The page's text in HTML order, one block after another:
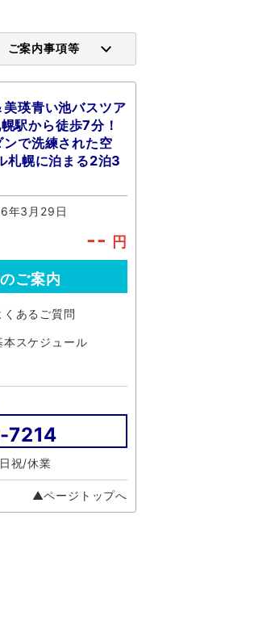
ご案内事項等
美瑛青い池バスツア
駅から徒歩7分！
で洗練された空
札幌に泊まる2泊3
年3月29日
-- 円
ご案内
くあるご質問
本スケジュール
祝/休業
▲ページトップへ